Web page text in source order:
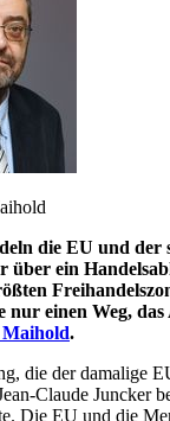
die EU und der
über ein
nur einen Weg,
.
die der damalige
Claude Juncker
Die EU und die